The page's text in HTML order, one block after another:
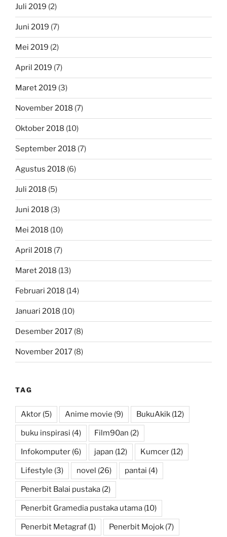
Juli 2019 (2)
Juni 2019 (7)
Mei 2019 (2)
April 2019 (7)
Maret 2019 (3)
November 2018 (7)
Oktober 2018 (10)
September 2018 (7)
Agustus 2018 (6)
Juli 2018 (5)
Juni 2018 (3)
Mei 2018 (10)
April 2018 (7)
Maret 2018 (13)
Februari 2018 (14)
Januari 2018 (10)
Desember 2017 (8)
November 2017 (8)
TAG
Aktor (5) Anime movie (9) BukuAkik (12)
buku inspirasi (4) Film90an (2)
Infokomputer (6) japan (12) Kumcer (12)
Lifestyle (3) novel (26) pantai (4)
Penerbit Balai pustaka (2)
Penerbit Gramedia pustaka utama (10)
Penerbit Metagraf (1) Penerbit Mojok (7)